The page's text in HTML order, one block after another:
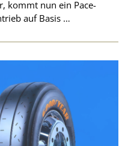
kommt nun ein Pace-
auf Basis …